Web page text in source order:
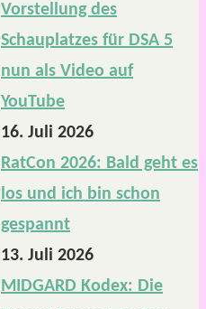
Vorstellung des
Schauplatzes für DSA 5
nun als Video auf
YouTube
16. Juli 2026
RatCon 2026: Bald geht es
los und ich bin schon
gespannt
13. Juli 2026
MIDGARD Kodex: Die